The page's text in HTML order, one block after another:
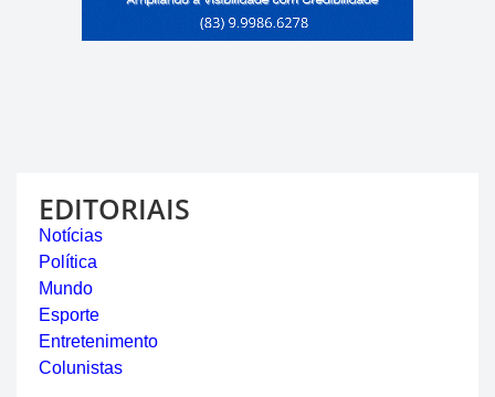
EDITORIAIS
Notícias
Política
Mundo
Esporte
Entretenimento
Colunistas